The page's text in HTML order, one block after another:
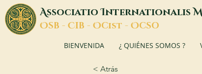
AssociatioInternationalisM
OSB - CIB - OCist - OCSO
BIENVENIDA ¿ QUIÉNES SOMOS ?
< Atrás